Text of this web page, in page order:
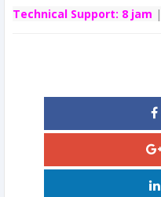
Technical Support: 8 jam |